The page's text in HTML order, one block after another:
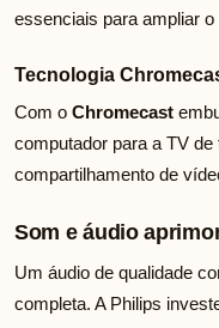
essenciais para ampliar
Tecnologia
Com o Chromecast
computador para a TV
compartilhamento de
Som e áudio
Um áudio de qualidade
completa. A Philips